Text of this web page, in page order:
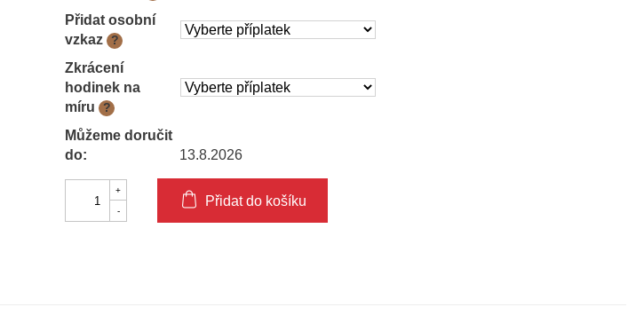
Přidat osobní
vzkaz
?
Zkrácení
hodinek na
míru
?
Můžeme doručit
do:
13.8.2026
Přidat do košíku